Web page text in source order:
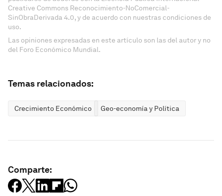
Creative Commons Reconocimiento-NoComercial-
SinObraDerivada 4.0, y de acuerdo con nuestras condiciones de
uso.
Las opiniones expresadas en este artículo son las del autor y no
del Foro Económico Mundial.
Temas relacionados:
Crecimiento Económico Geo-economía y Política
Comparte: